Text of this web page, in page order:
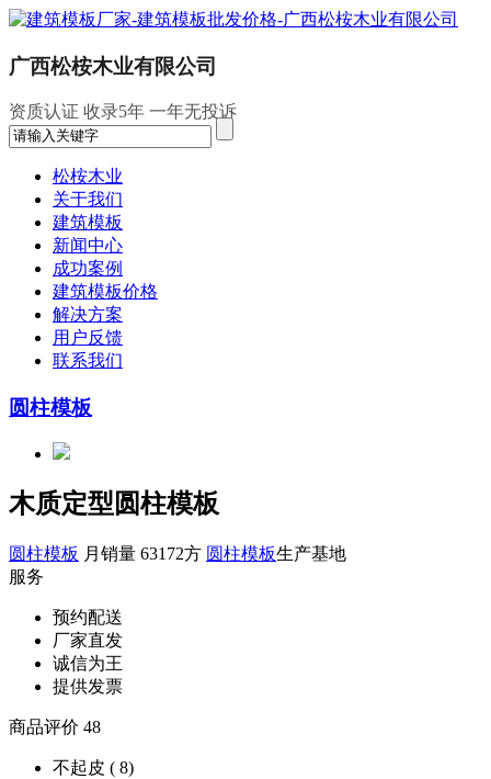
广西松桉木业有限公司
资质认证 收录5年 一年无投诉
松桉木业
关于我们
建筑模板
新闻中心
成功案例
建筑模板价格
解决方案
用户反馈
联系我们
圆柱模板
木质定型圆柱模板
圆柱模板 月销量 63172方 圆柱模板生产基地
服务
预约配送
厂家直发
诚信为王
提供发票
商品评价 48
不起皮 ( 8)